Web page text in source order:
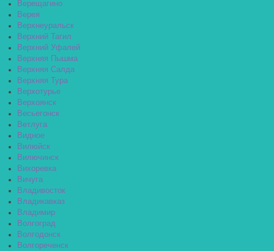
Верещагино
Верея
Верхнеуральск
Верхний Тагил
Верхний Уфалей
Верхняя Пышма
Верхняя Салда
Верхняя Тура
Верхотурье
Верхоянск
Весьегонск
Ветлуга
Видное
Вилюйск
Вилючинск
Вихоревка
Вичуга
Владивосток
Владикавказ
Владимир
Волгоград
Волгодонск
Волгореченск